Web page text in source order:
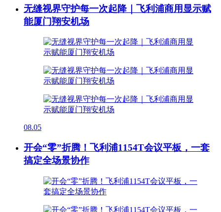
无缝视界守护每一次起降｜飞利浦商用显示赋
能厦门翔安机场
08.05
开会“零”折腾！飞利浦1154T会议平板，一套
搞定全场景协作